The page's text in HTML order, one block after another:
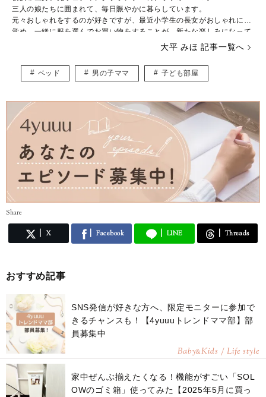
三人の娘たちに囲まれて、毎日賑やかに暮らしています。
元々おしゃれをするのが好きですが、最近小学生の長女がおしゃれに目
覚め、一緒に服を選んでお買い物をすることが、新たな楽しみになって
下の娘たちはおしゃれより遊びたい盛り！シーズン毎に子供が楽しめる
イベントを考え、全力で楽しんでいます。
やりたいことがたくさんありすぎて、毎日時間が足りないのがちょっと
ベビーマッサージ、ベビーヨガの資格持っています。
育児をしながら、多くのママが楽しめるような記事をお届けできたらと
思っています。
大平 みほ 記事一覧へ
ベッド 男の子ママ 子ども部屋
Share
X Facebook LINE Threads
おすすめ記事
SNS発信が好きな方へ、限定モニターに参加で
きるチャンスも！【4yuuuトレンドママ部】部
員募集中
Baby&Kids / Life style
家中ぜんぶ揃えたくなる！機能がすごい「SOL
OWのゴミ箱」使ってみた【2025年5月に買っ